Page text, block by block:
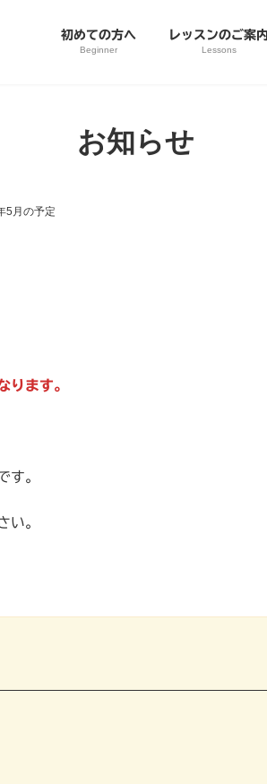
初めての方へ
Beginner
レッスンのご案内
Lessons
お知らせ
5月の予定
ります。
す。
い。